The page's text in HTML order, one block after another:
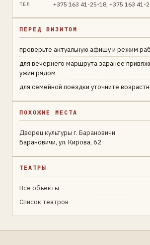
ТЕЛ +375 163 41-25-18, +375 163 41-
ПЕРЕД ВИЗИТОМ
проверьте актуальную афишу и режим
для вечернего маршрута заранее
ужин рядом
для семейной поездки уточните
ПОХОЖИЕ МЕСТА
Дворец культуры г. Барановичи
Барановичи, ул. Кирова, 62
ТЕАТРЫ
Все объекты
Список театров